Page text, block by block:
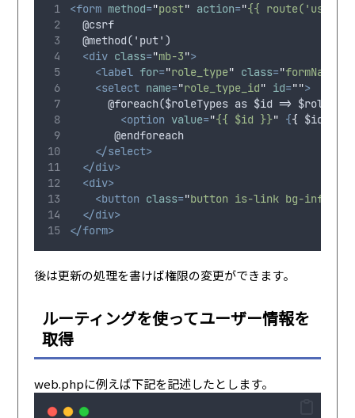
<form method="post" action="{{
  @csrf
  @method('put')
<div class="mb-3">
<label for="role_type" class="formName
<select name="role_type_id" id="">
@foreach($roleTypes as $id =>
<option value="{{ $id }}" {{ $id
       @endforeach
</select>
</div>
<div>
<button class="button is-link bg-info btn
</div>
</form>
後は更新の処理を書けば権限の変更ができます。
ルーティングを使ってユーザー情報を
取得
web.phpに例えば下記を記述したとします。